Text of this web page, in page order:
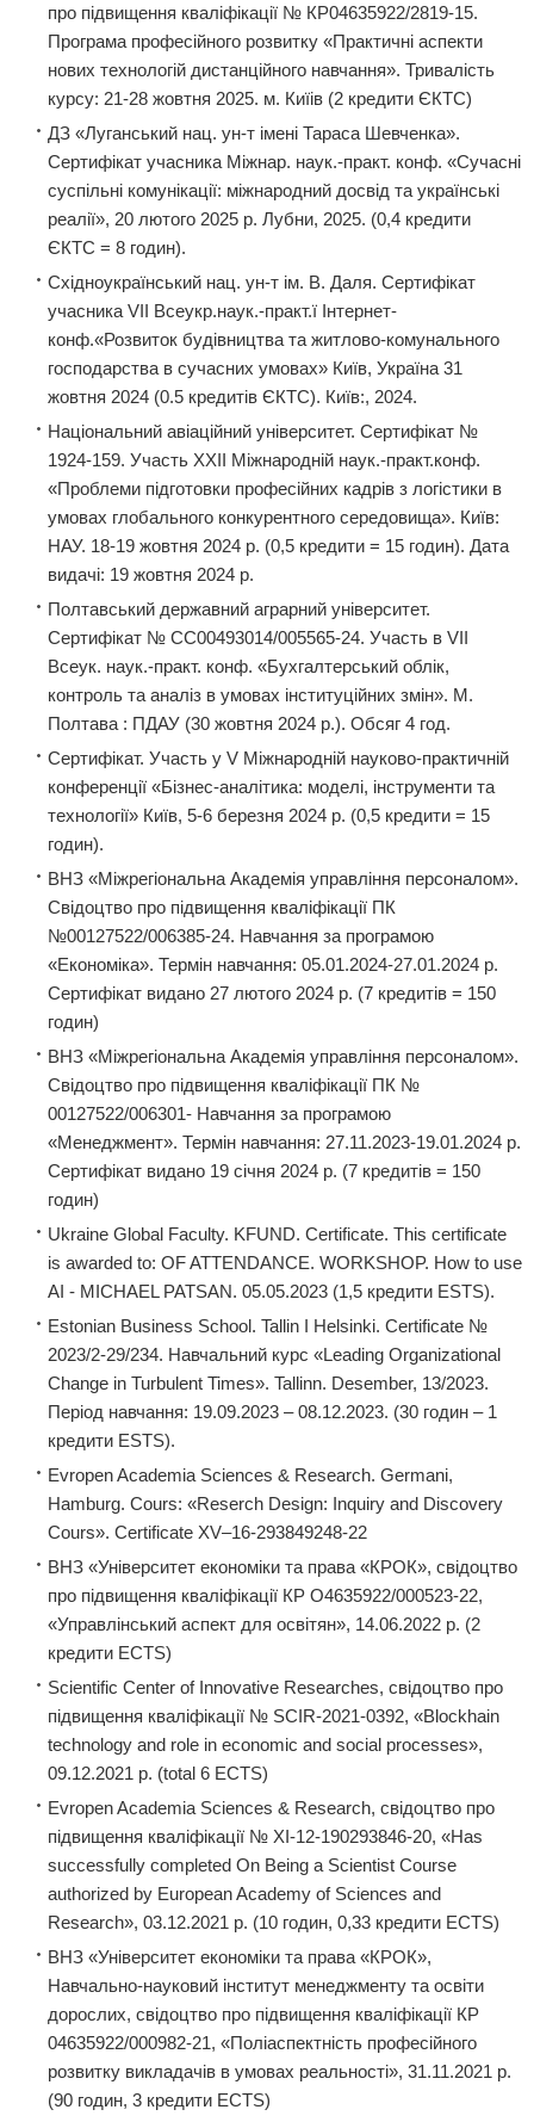
про підвищення кваліфікації № КР04635922/2819-15.
Програма професійного розвитку «Практичні аспекти
нових технологій дистанційного навчання». Тривалість
курсу: 21-28 жовтня 2025. м. Киїів (2 кредити ЄКТС)
ДЗ «Луганський нац. ун-т імені Тараса Шевченка».
Сертифікат учасника Міжнар. наук.-практ. конф. «Сучасні
суспільні комунікації: міжнародний досвід та українські
реалії», 20 лютого 2025 р. Лубни, 2025. (0,4 кредити
ЄКТС = 8 годин).
Східноукраїнський нац. ун-т ім. В. Даля. Сертифікат
учасника VII Всеукр.наук.-практ.ї Інтернет-
конф.«Розвиток будівництва та житлово-комунального
господарства в сучасних умовах» Київ, Україна 31
жовтня 2024 (0.5 кредитів ЄКТС). Київ:, 2024.
Національний авіаційний університет. Сертифікат №
1924-159. Участь ХХІІ Міжнародній наук.-практ.конф.
«Проблеми підготовки професійних кадрів з логістики в
умовах глобального конкурентного середовища». Київ:
НАУ. 18-19 жовтня 2024 р. (0,5 кредити = 15 годин). Дата
видачі: 19 жовтня 2024 р.
Полтавський державний аграрний університет.
Сертифікат № СС00493014/005565-24. Участь в VII
Всеук. наук.-практ. конф. «Бухгалтерський облік,
контроль та аналіз в умовах інституційних змін». М.
Полтава : ПДАУ (30 жовтня 2024 р.). Обсяг 4 год.
Сертифікат. Участь у V Міжнародній науково-практичній
конференції «Бізнес-аналітика: моделі, інструменти та
технології» Київ, 5-6 березня 2024 р. (0,5 кредити = 15
годин).
ВНЗ «Міжрегіональна Академія управління персоналом».
Свідоцтво про підвищення кваліфікації ПК
№00127522/006385-24. Навчання за програмою
«Економіка». Термін навчання: 05.01.2024-27.01.2024 р.
Сертифікат видано 27 лютого 2024 р. (7 кредитів = 150
годин)
ВНЗ «Міжрегіональна Академія управління персоналом».
Свідоцтво про підвищення кваліфікації ПК №
00127522/006301- Навчання за програмою
«Менеджмент». Термін навчання: 27.11.2023-19.01.2024 р.
Сертифікат видано 19 січня 2024 р. (7 кредитів = 150
годин)
Ukraine Global Faculty. KFUND. Certificate. This certificate
is awarded to: OF ATTENDANCE. WORKSHOP. How to use
AI - MICHAEL PATSAN. 05.05.2023 (1,5 кредити ESTS).
Estonian Business School. Tallin I Helsinki. Certificate №
2023/2-29/234. Навчальний курс «Leading Organizational
Change in Turbulent Times». Tallinn. Desember, 13/2023.
Період навчання: 19.09.2023 – 08.12.2023. (30 годин – 1
кредити ESTS).
Evropen Academia Sciences & Research. Germani,
Hamburg. Cours: «Reserch Design: Inquiry and Discovery
Cours». Certificate XV–16-293849248-22
ВНЗ «Університет економіки та права «КРОК», свідоцтво
про підвищення кваліфікації КР О4635922/000523-22,
«Управлінський аспект для освітян», 14.06.2022 р. (2
кредити ECTS)
Scientific Center of Innovative Researches, свідоцтво про
підвищення кваліфікації № SCIR-2021-0392, «Blockhain
technology and role in economic and social processes»,
09.12.2021 р. (total 6 ECTS)
Evropen Academia Sciences & Research, свідоцтво про
підвищення кваліфікації № XI-12-190293846-20, «Has
successfully completed On Being a Scientist Course
authorized by European Academy of Sciences and
Research», 03.12.2021 р. (10 годин, 0,33 кредити ECTS)
ВНЗ «Університет економіки та права «КРОК»,
Навчально-науковий інститут менеджменту та освіти
дорослих, свідоцтво про підвищення кваліфікації КР
04635922/000982-21, «Поліаспектність професійного
розвитку викладачів в умовах реальності», 31.11.2021 р.
(90 годин, 3 кредити ECTS)